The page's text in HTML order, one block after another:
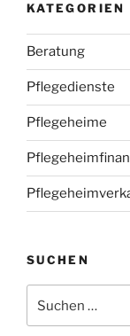
KATEGORIEN
Beratung
Pflegedienste
Pflegeheime
SUCHEN
nach: